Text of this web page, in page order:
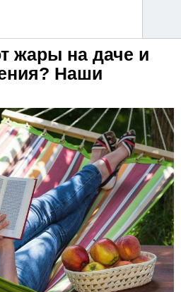
жары на даче и
Наши